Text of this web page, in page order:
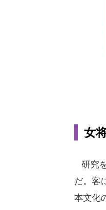
女
研究
だ。客
本文化